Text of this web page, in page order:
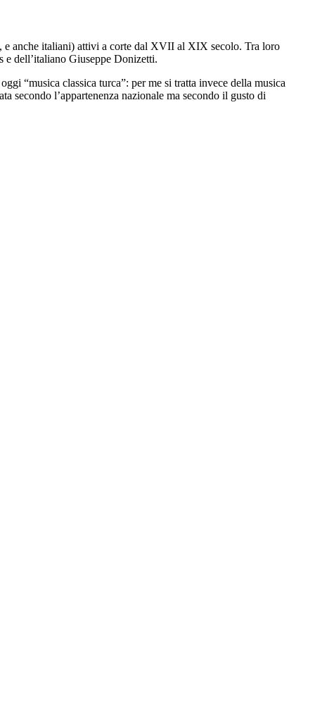
e anche italiani) attivi a corte dal XVII al XIX secolo. Tra loro
dell’italiano Giuseppe Donizetti.
“musica classica turca”: per me si tratta invece della musica
secondo l’appartenenza nazionale ma secondo il gusto di